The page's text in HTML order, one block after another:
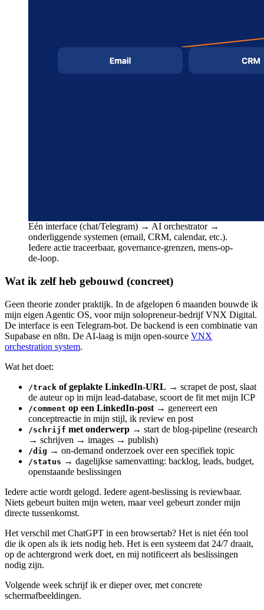
Eén interface (chat/Telegram) → AI orchestrator →
onderliggende systemen (email, CRM, calendar, etc.).
Iedere actie traceerbaar, governance-grenzen, mens-op-
de-loop.
Wat ik zelf heb gebouwd (concreet)
Geen theorie zonder praktijk. In de afgelopen 6 maanden bouwde ik
mijn eigen Agentic OS, voor mijn solopreneur-bedrijf VNX Digital.
De interface is een Telegram-bot. De backend is een combinatie van
Supabase en n8n. De AI-laag is mijn open-source VNX
orchestration system.
Wat het doet:
/track of geplakte LinkedIn-URL → scrapet de post, slaat
de auteur op in mijn lead-database, scoort de fit met mijn ICP
/comment op een LinkedIn-post → genereert een
conceptreactie in mijn stijl, ik review en post
/schrijf met onderwerp → start de blog-pipeline (research
→ schrijven → images → publish)
/dig → on-demand onderzoek over een specifiek topic
/status → dagelijkse samenvatting: backlog, leads, budget,
openstaande beslissingen
Iedere actie wordt gelogd. Iedere agent-beslissing is reviewbaar.
Niets gebeurt buiten mijn weten, maar veel gebeurt zonder mijn
directe tussenkomst.
Het verschil met ChatGPT in een browsertab? Het is niet één tool
die ik open als ik iets nodig heb. Het is een systeem dat 24/7 draait,
op de achtergrond werk doet, en mij notificeert als beslissingen
nodig zijn.
Volgende week schrijf ik er dieper over, met concrete
schermafbeeldingen.